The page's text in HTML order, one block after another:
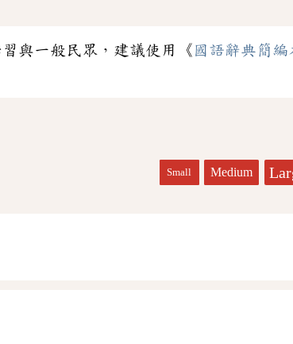
習與一般民眾，建議使用《 國語辭典簡編
Small Medium